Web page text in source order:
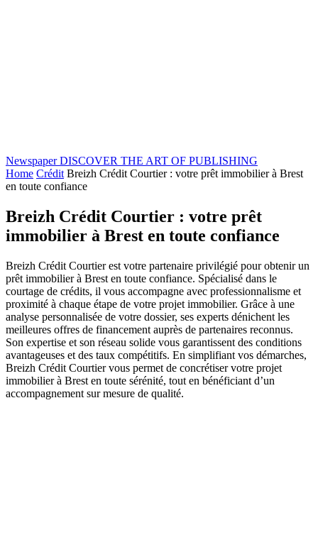
Newspaper DISCOVER THE ART OF PUBLISHING
Home Crédit Breizh Crédit Courtier : votre prêt immobilier à Brest
en toute confiance
Breizh Crédit Courtier : votre prêt
immobilier à Brest en toute confiance
Breizh Crédit Courtier est votre partenaire privilégié pour obtenir un
prêt immobilier à Brest en toute confiance. Spécialisé dans le
courtage de crédits, il vous accompagne avec professionnalisme et
proximité à chaque étape de votre projet immobilier. Grâce à une
analyse personnalisée de votre dossier, ses experts dénichent les
meilleures offres de financement auprès de partenaires reconnus.
Son expertise et son réseau solide vous garantissent des conditions
avantageuses et des taux compétitifs. En simplifiant vos démarches,
Breizh Crédit Courtier vous permet de concrétiser votre projet
immobilier à Brest en toute sérénité, tout en bénéficiant d’un
accompagnement sur mesure de qualité.